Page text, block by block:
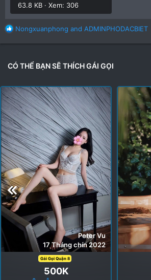
63.8 KB · Xem: 306
R
t
n
s
:
Nongxuanphong and ADMINPHODACBIET
CÓ THỂ BẠN SẼ THÍCH GÁI GỌI
Peter Vu
17 Tháng chín 2022
Gái Gọi Quận 8
500K